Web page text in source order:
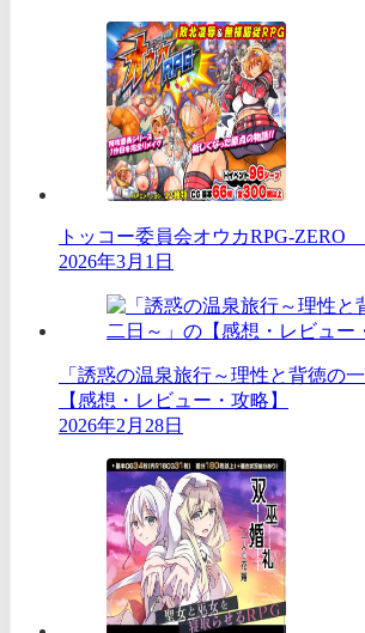
トッコー委員会オウカRPG-ZERO
2026年3月1日
「誘惑の温泉旅行～理性と背徳の
【感想・レビュー・攻略】
2026年2月28日